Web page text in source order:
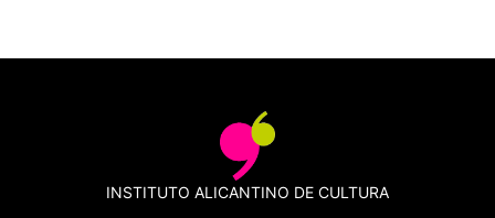
INSTITUTO ALICANTINO DE CULTURA